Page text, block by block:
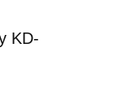
KD-